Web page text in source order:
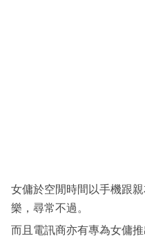
女傭於空閒時間以手機跟
樂，尋常不過。
而且電訊商亦有專為女傭